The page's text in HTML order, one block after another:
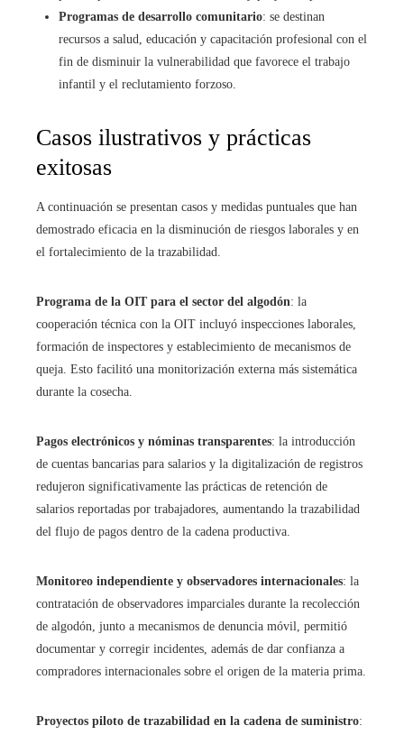
Programas de desarrollo comunitario: se destinan
recursos a salud, educación y capacitación profesional con el
fin de disminuir la vulnerabilidad que favorece el trabajo
infantil y el reclutamiento forzoso.
Casos ilustrativos y prácticas
exitosas
A continuación se presentan casos y medidas puntuales que han
demostrado eficacia en la disminución de riesgos laborales y en
el fortalecimiento de la trazabilidad.
Programa de la OIT para el sector del algodón: la
cooperación técnica con la OIT incluyó inspecciones laborales,
formación de inspectores y establecimiento de mecanismos de
queja. Esto facilitó una monitorización externa más sistemática
durante la cosecha.
Pagos electrónicos y nóminas transparentes: la introducción
de cuentas bancarias para salarios y la digitalización de registros
redujeron significativamente las prácticas de retención de
salarios reportadas por trabajadores, aumentando la trazabilidad
del flujo de pagos dentro de la cadena productiva.
Monitoreo independiente y observadores internacionales: la
contratación de observadores imparciales durante la recolección
de algodón, junto a mecanismos de denuncia móvil, permitió
documentar y corregir incidentes, además de dar confianza a
compradores internacionales sobre el origen de la materia prima.
Proyectos piloto de trazabilidad en la cadena de suministro: